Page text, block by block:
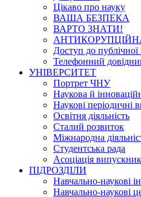
Цікаво про науку
ВАША БЕЗПЕКА
ВАРТО ЗНАТИ!
Доступ до публічної
Телефонний
УНІВЕРСИТЕТ
Портрет ЧНУ
Наукова й
Наукові періодичні
Освітня діяльність
Сталий розвиток
Міжнародна
Студентська рада
Асоціація
ПІДРОЗДІЛИ
Навчально-наукові
Навчально-наукові